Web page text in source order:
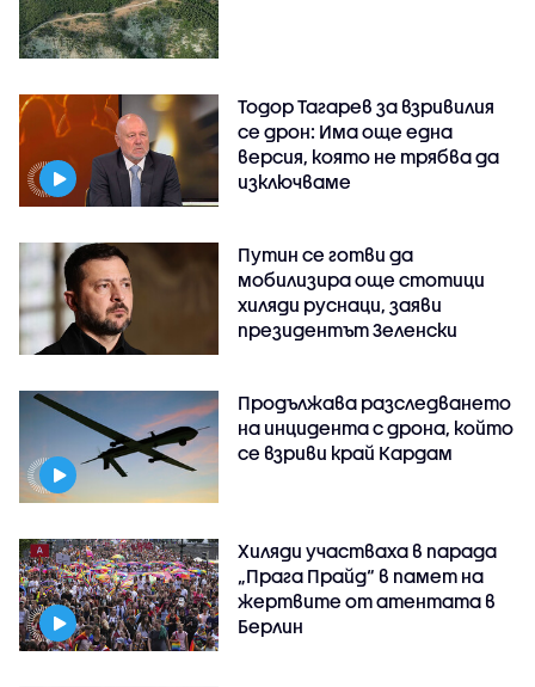
Тодор Тагарев за взривилия
се дрон: Има още една
версия, която не трябва да
изключваме
Путин се готви да
мобилизира още стотици
хиляди руснаци, заяви
президентът Зеленски
Продължава разследването
на инцидента с дрона, който
се взриви край Кардам
Хиляди участваха в парада
„Прага Прайд“ в памет на
жертвите от атентата в
Берлин